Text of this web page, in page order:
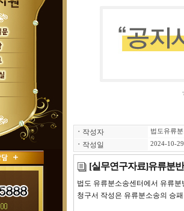
ㆍ 작성자 법도유류
ㆍ 작성일 2024-10-
[실무연구자료]유류분
법도 유류분소송센터에서 유류
청구서 작성은 유류분소송의 승